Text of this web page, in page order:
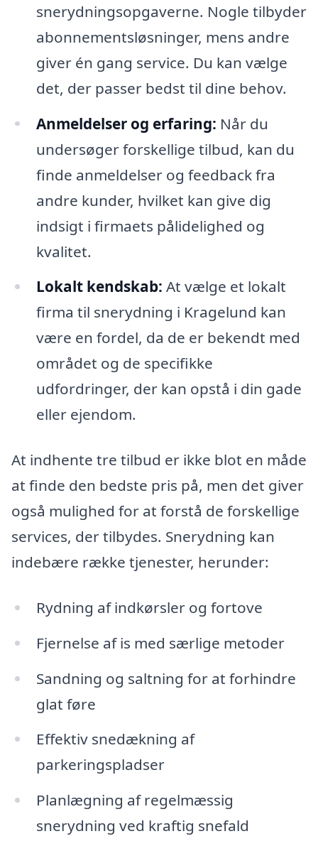
snerydningsopgaverne. Nogle tilbyder
abonnementsløsninger, mens andre
giver én gang service. Du kan vælge
det, der passer bedst til dine behov.
Anmeldelser og erfaring: Når du
undersøger forskellige tilbud, kan du
finde anmeldelser og feedback fra
andre kunder, hvilket kan give dig
indsigt i firmaets pålidelighed og
kvalitet.
Lokalt kendskab: At vælge et lokalt
firma til snerydning i Kragelund kan
være en fordel, da de er bekendt med
området og de specifikke
udfordringer, der kan opstå i din gade
eller ejendom.
At indhente tre tilbud er ikke blot en måde
at finde den bedste pris på, men det giver
også mulighed for at forstå de forskellige
services, der tilbydes. Snerydning kan
indebære række tjenester, herunder:
Rydning af indkørsler og fortove
Fjernelse af is med særlige metoder
Sandning og saltning for at forhindre
glat føre
Effektiv snedækning af
parkeringspladser
Planlægning af regelmæssig
snerydning ved kraftig snefald